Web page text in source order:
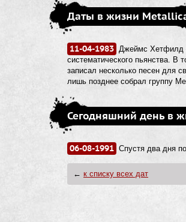
Даты в жизни
11-04-1983 Джеймс Хетфилд
систематического пьянства. В
записал несколько песен для
лишь позднее собрал группу
Сегодняшний день в
06-08-1991 Спустя два дня
← к списку всех дат